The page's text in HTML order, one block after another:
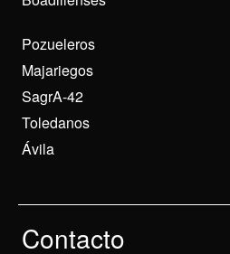
Pozueleros
Majariegos
SagrA-42
Toledanos
Ávila
Contacto